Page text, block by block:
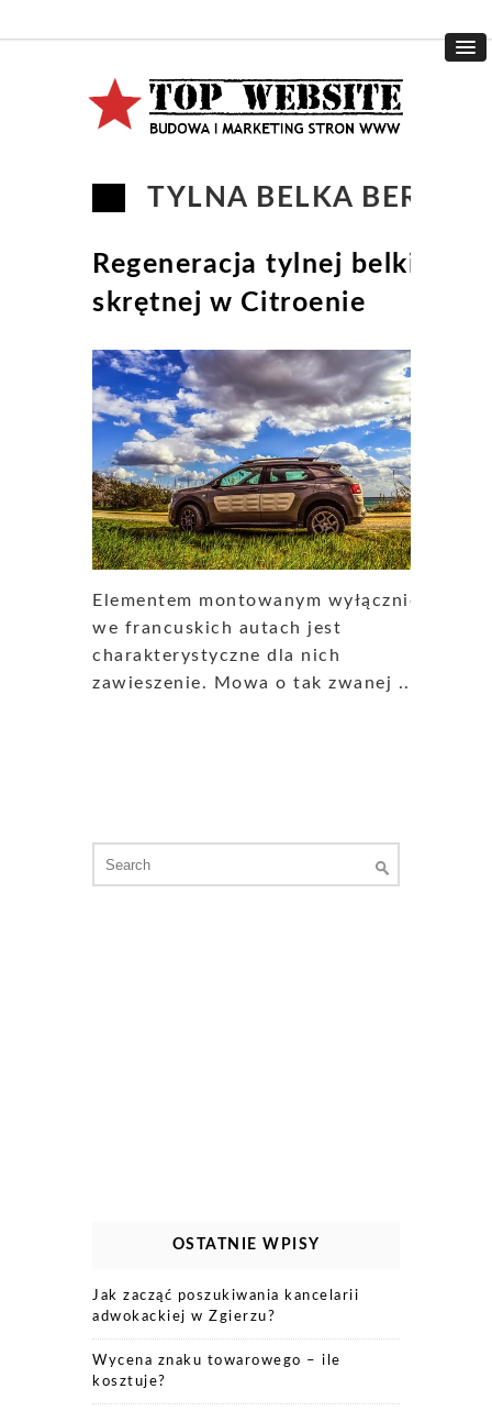
TYLNA BELKA
Regeneracja tylnej belki
skrętnej w Citroenie
Elementem montowanym wyłącznie
we francuskich autach jest
charakterystyczne dla nich
zawieszenie. Mowa o tak zwanej ...
for:
OSTATNIE WPISY
Jak zacząć poszukiwania kancelarii
adwokackiej w Zgierzu?
Wycena znaku towarowego – ile
kosztuje?